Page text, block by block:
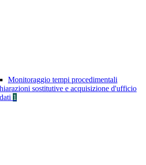
Monitoraggio tempi procedimentali
sostitutive e acquisizione d'ufficio
1